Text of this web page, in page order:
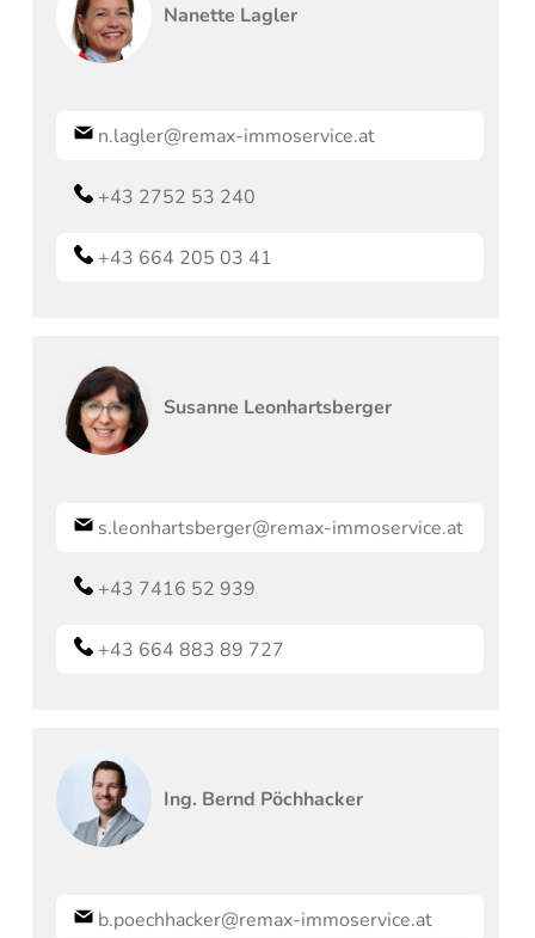
Nanette Lagler
n.lagler@remax-immoservice.at
+43 2752 53 240
+43 664 205 03 41
Susanne Leonhartsberger
s.leonhartsberger@remax-immoservice.at
+43 7416 52 939
+43 664 883 89 727
Ing. Bernd Pöchhacker
b.poechhacker@remax-immoservice.at